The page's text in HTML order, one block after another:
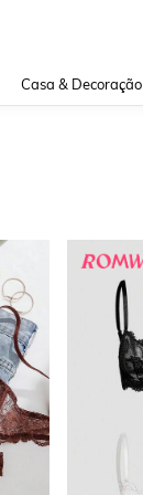
Casa & Decoração